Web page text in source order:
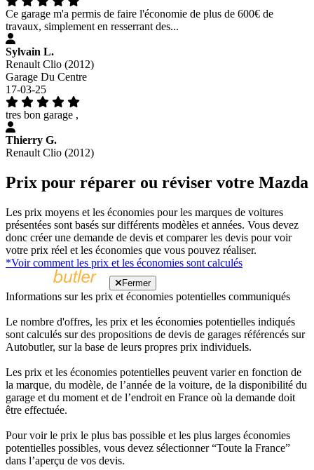
Ce garage m'a permis de faire l'économie de plus de 600€ de
travaux, simplement en resserrant des...
Sylvain L.
Renault Clio (2012)
Garage Du Centre
17-03-25
tres bon garage ,
Thierry G.
Renault Clio (2012)
Prix pour réparer ou réviser votre Mazda
Les prix moyens et les économies pour les marques de voitures
présentées sont basés sur différents modèles et années. Vous devez
donc créer une demande de devis et comparer les devis pour voir
votre prix réel et les économies que vous pouvez réaliser.
*Voir comment les prix et les économies sont calculés
Fermer
Informations sur les prix et économies potentielles communiqués
Le nombre d'offres, les prix et les économies potentielles indiqués
sont calculés sur des propositions de devis de garages référencés sur
Autobutler, sur la base de leurs propres prix individuels.
Les prix et les économies potentielles peuvent varier en fonction de
la marque, du modèle, de l’année de la voiture, de la disponibilité du
garage et du moment et de l’endroit en France où la demande doit
être effectuée.
Pour voir le prix le plus bas possible et les plus larges économies
potentielles possibles, vous devez sélectionner “Toute la France”
dans l’aperçu de vos devis.